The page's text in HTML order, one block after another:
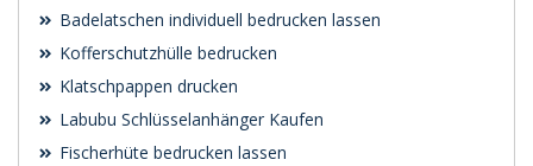
Badelatschen individuell bedrucken lassen
Kofferschutzhülle bedrucken
Klatschpappen drucken
Labubu Schlüsselanhänger Kaufen
Fischerhüte bedrucken lassen